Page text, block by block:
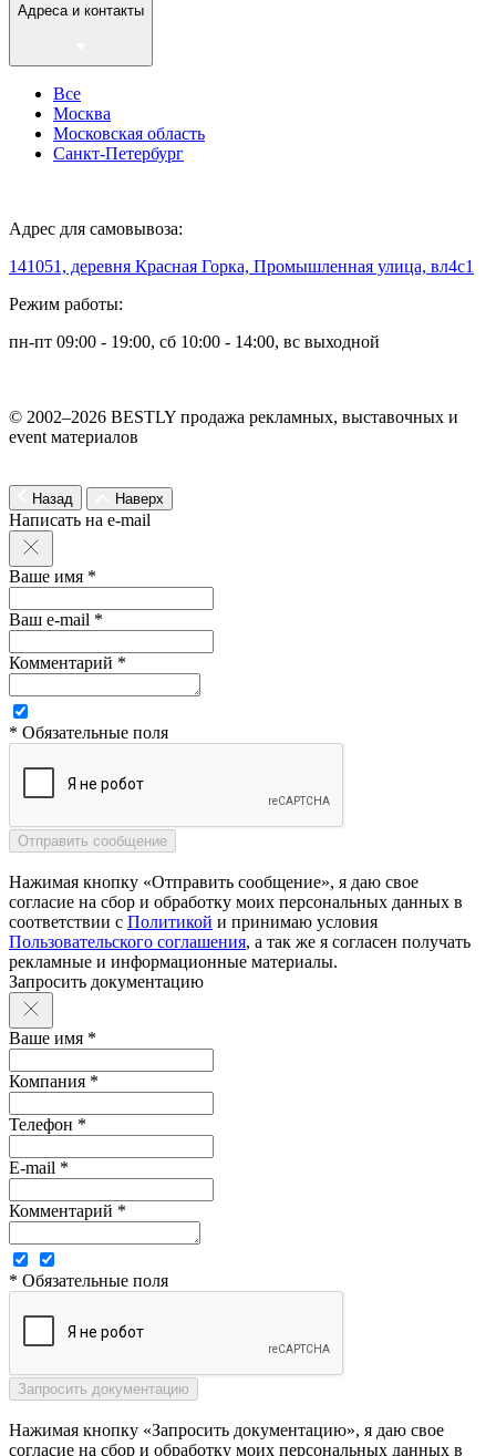
Адреса и контакты
Все
Москва
Московская область
Санкт-Петербург
Адрес для самовывоза:
141051, деревня Красная Горка, Промышленная улица, вл4с1
Режим работы:
пн-пт 09:00 - 19:00, сб 10:00 - 14:00, вс выходной
© 2002–2026 BESTLY продажа рекламных, выставочных и
event материалов
Назад Наверх
Написать на e-mail
Ваше имя *
Ваш e-mail *
Комментарий *
* Обязательные поля
Нажимая кнопку «Отправить сообщение», я даю свое
согласие на сбор и обработку моих персональных данных в
соответствии с Политикой и принимаю условия
Пользовательского соглашения, а так же я согласен получать
рекламные и информационные материалы.
Запросить документацию
Ваше имя *
Компания *
Телефон *
E-mail *
Комментарий *
* Обязательные поля
Нажимая кнопку «Запросить документацию», я даю свое
согласие на сбор и обработку моих персональных данных в